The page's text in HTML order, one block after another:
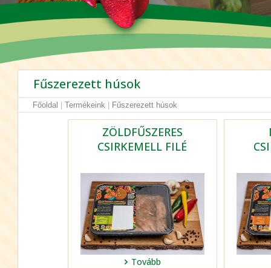
Fűszerezett húsok
Főoldal Termékeink Fűszerezett húsok
ZÖLDFŰSZERES
CSIRKEMELL FILÉ
Tovább